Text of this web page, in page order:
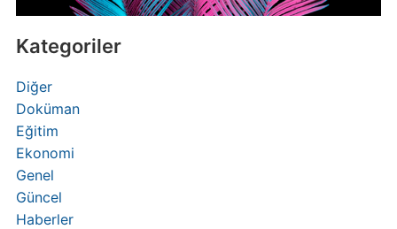
Kategoriler
Diğer
Doküman
Eğitim
Ekonomi
Genel
Güncel
Haberler